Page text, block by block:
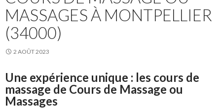
MASSAGES À MONTPELLIER
(34000)
2 AOÛT 2023
Une expérience unique : les cours de
massage de Cours de Massage ou
Massages